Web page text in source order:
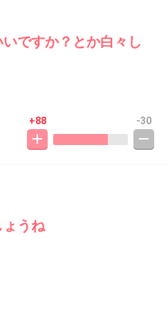
ですか？とか白々し
+88 -30
うね